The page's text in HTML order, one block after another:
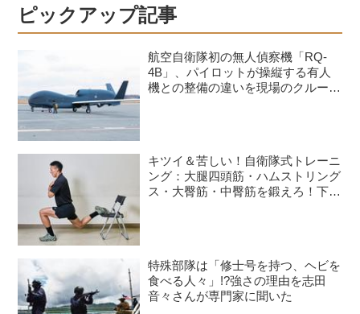
ピックアップ記事
航空自衛隊初の無人偵察機「RQ-
4B」、パイロットが操縦する有人
機との整備の違いを現場のクルーが
キツイ＆苦しい！自衛隊式トレーニ
ング：大腿四頭筋・ハムストリング
ス・大臀筋・中臀筋を鍛えろ！下半
特殊部隊は「修士号を持つ、ヘビを
食べる人々」!?強さの理由を志田
音々さんが専門家に聞いた